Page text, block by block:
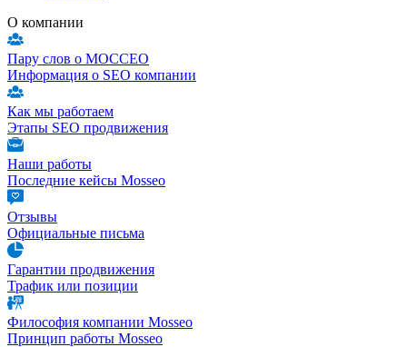
О компании
Пару слов о МОССЕО
Информация о SEO компании
Как мы работаем
Этапы SEO продвижения
Наши работы
Последние кейсы Mosseo
Отзывы
Официальные письма
Гарантии продвижения
Трафик или позиции
Философия компании Mosseo
Принцип работы Mosseo